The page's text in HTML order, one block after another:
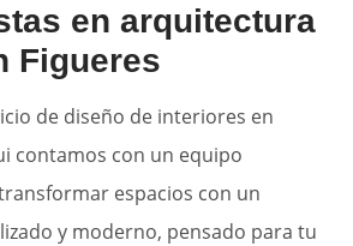
en arquitectura
Figueres
de diseño de interiores en
contamos con un equipo
espacios con un
y moderno, pensado para tu